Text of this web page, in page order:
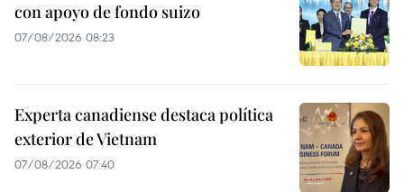
con apoyo de fondo suizo
07/08/2026 08:23
Experta canadiense destaca política
exterior de Vietnam
07/08/2026 07:40